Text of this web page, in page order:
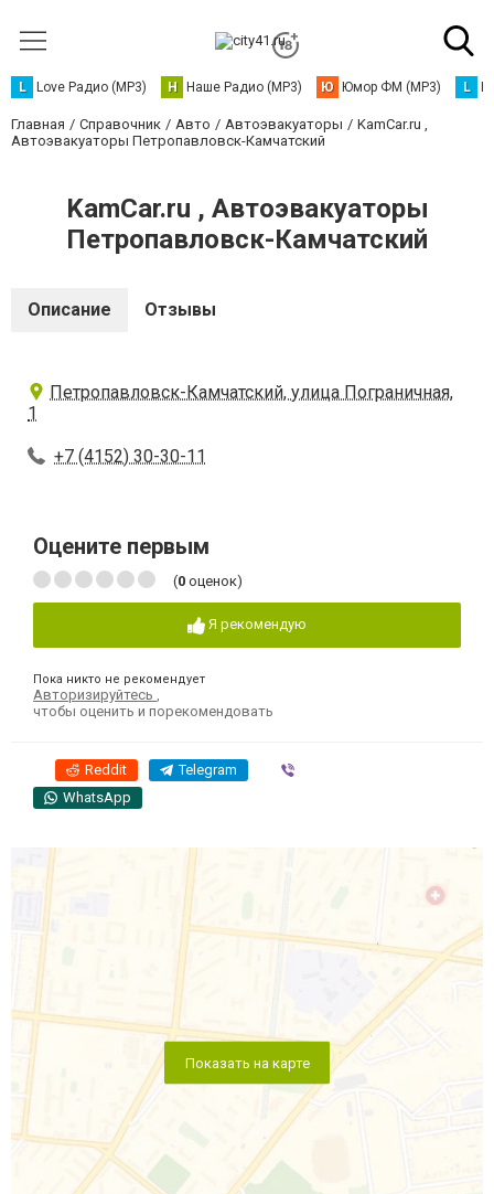
L Love Радио (MP3) Н Наше Радио (MP3) Ю Юмор ФМ (MP3) L
Главная Справочник Авто Автоэвакуаторы
KamCar.ru ,
Автоэвакуаторы Петропавловск-Камчатский
KamCar.ru , Автоэвакуаторы
Петропавловск-Камчатский
Описание Отзывы
Петропавловск-Камчатский, улица Пограничная,
1
+7 (4152) 30-30-11
Оцените первым
(0 оценок)
Я рекомендую
Пока никто не рекомендует
Авторизируйтесь
чтобы оценить и порекомендовать
Reddit Telegram
WhatsApp
Показать на карте